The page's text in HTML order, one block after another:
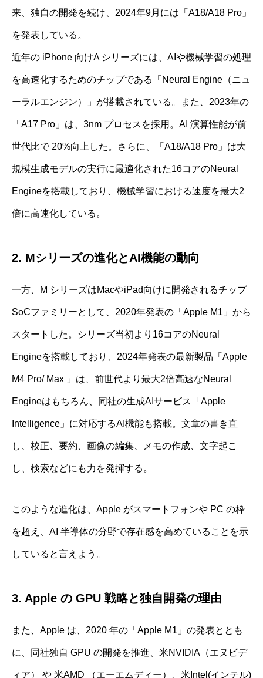
来、独自の開発を続け、2024年9月には「A18/A18 Pro」
を発表している。
近年の iPhone 向けA シリーズには、AIや機械学習の処理
を高速化するためのチップである「Neural Engine（ニュ
ーラルエンジン）」が搭載されている。また、2023年の
「A17 Pro」は、3nm プロセスを採用。AI 演算性能が前
世代比で 20%向上した。さらに、「A18/A18 Pro」は大
規模生成モデルの実行に最適化された16コアのNeural
Engineを搭載しており、機械学習における速度を最大2
倍に高速化している。
2. Mシリーズの進化とAI機能の動向
一方、M シリーズはMacやiPad向けに開発されるチップ
SoCファミリーとして、2020年発表の「Apple M1」から
スタートした。シリーズ当初より16コアのNeural
Engineを搭載しており、2024年発表の最新製品「Apple
M4 Pro/ Max 」は、前世代より最大2倍高速なNeural
Engineはもちろん、同社の生成AIサービス「Apple
Intelligence」に対応するAI機能も搭載。文章の書き直
し、校正、要約、画像の編集、メモの作成、文字起こ
し、検索などにも力を発揮する。
このような進化は、Apple がスマートフォンや PC の枠
を超え、AI 半導体の分野で存在感を高めていることを示
していると言えよう。
3. Apple の GPU 戦略と独自開発の理由
また、Apple は、2020 年の「Apple M1」の発表ととも
に、同社独自 GPU の開発を推進、米NVIDIA（エヌビデ
ィア） や 米AMD （エーエムディー）、米Intel(インテル)